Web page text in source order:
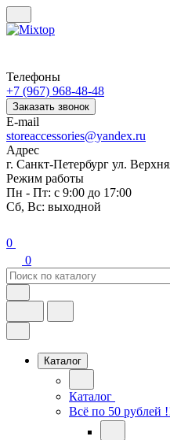
Телефоны
+7 (967) 968-48-48
Заказать звонок
E-mail
storeaccessories@yandex.ru
Адрес
г. Санкт-Петербург ул.
Режим работы
Пн - Пт: с 9:00 до 17:00
Сб, Вс: выходной
0
0
Каталог
Каталог
Всё по 50 рублей